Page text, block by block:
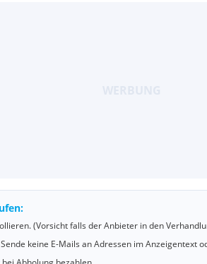
(Vorsicht falls der Anbieter in den
keine E-Mails an Adressen im Anzeigentext